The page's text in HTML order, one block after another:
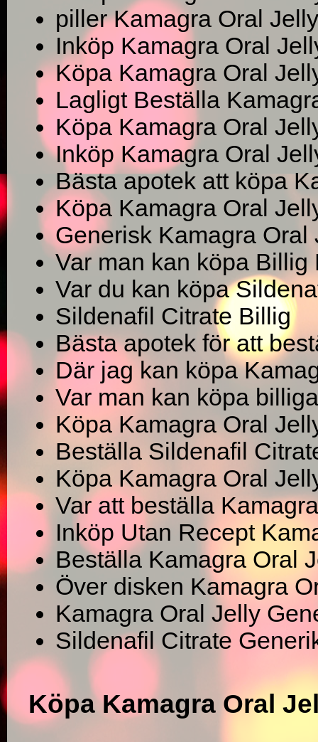
piller Kamagra Oral
Inköp Kamagra Oral
Köpa Kamagra Oral
Lagligt Beställa
Köpa Kamagra Oral
Inköp Kamagra Oral
Bästa apotek att köpa
Köpa Kamagra Oral
Generisk Kamagra Oral
Var man kan köpa
Var du kan köpa
Sildenafil Citrate Billig
Bästa apotek för att
Där jag kan köpa
Var man kan köpa
Köpa Kamagra Oral
Beställa Sildenafil
Köpa Kamagra Oral
Var att beställa
Inköp Utan Recept
Beställa Kamagra Oral
Över disken Kamagra
Kamagra Oral Jelly
Sildenafil Citrate
Köpa Kamagra Oral